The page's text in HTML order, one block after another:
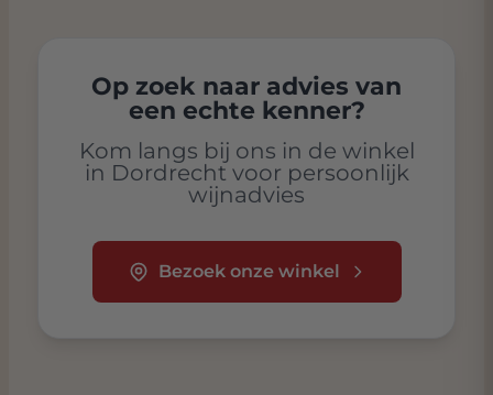
Op zoek naar advies van
een echte kenner?
Kom langs bij ons in de winkel
in Dordrecht voor persoonlijk
wijnadvies
Bezoek onze winkel